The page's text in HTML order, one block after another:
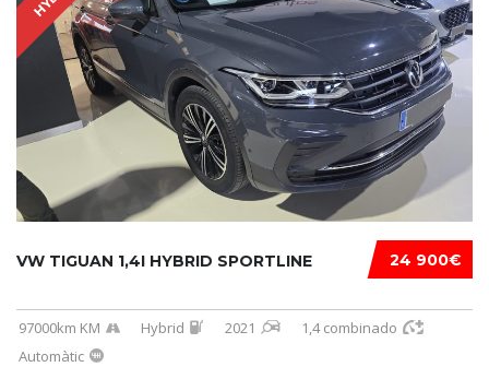
24 900€
VW TIGUAN 1,4I HYBRID SPORTLINE
97000km KM Hybrid 2021
1,4 combinado
Automàtic